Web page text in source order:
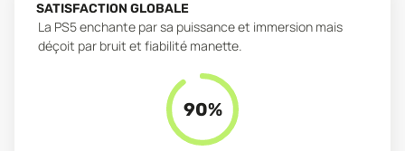
SATISFACTION GLOBALE
La PS5 enchante par sa puissance et immersion mais
déçoit par bruit et fiabilité manette.
90%